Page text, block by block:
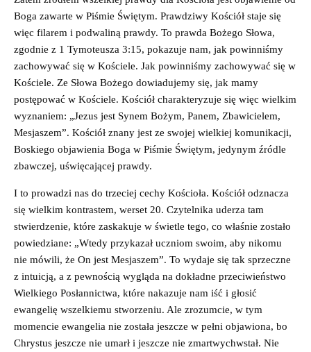
Boga zawarte w Piśmie Świętym. Prawdziwy Kościół staje się
więc filarem i podwaliną prawdy. To prawda Bożego Słowa,
zgodnie z 1 Tymoteusza 3:15, pokazuje nam, jak powinniśmy
zachowywać się w Kościele. Jak powinniśmy zachowywać się w
Kościele. Ze Słowa Bożego dowiadujemy się, jak mamy
postępować w Kościele. Kościół charakteryzuje się więc wielkim
wyznaniem: „Jezus jest Synem Bożym, Panem, Zbawicielem,
Mesjaszem”. Kościół znany jest ze swojej wielkiej komunikacji,
Boskiego objawienia Boga w Piśmie Świętym, jedynym źródle
zbawczej, uświęcającej prawdy.
I to prowadzi nas do trzeciej cechy Kościoła. Kościół odznacza
się wielkim kontrastem, werset 20. Czytelnika uderza tam
stwierdzenie, które zaskakuje w świetle tego, co właśnie zostało
powiedziane: „Wtedy przykazał uczniom swoim, aby nikomu
nie mówili, że On jest Mesjaszem”. To wydaje się tak sprzeczne
z intuicją, a z pewnością wygląda na dokładne przeciwieństwo
Wielkiego Posłannictwa, które nakazuje nam iść i głosić
ewangelię wszelkiemu stworzeniu. Ale zrozumcie, w tym
momencie ewangelia nie została jeszcze w pełni objawiona, bo
Chrystus jeszcze nie umarł i jeszcze nie zmartwychwstał. Nie